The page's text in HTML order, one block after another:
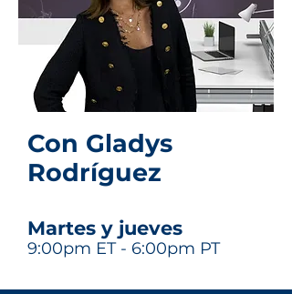
Con Gladys
Rodríguez
Martes y jueves
9:00pm ET - 6:00pm PT